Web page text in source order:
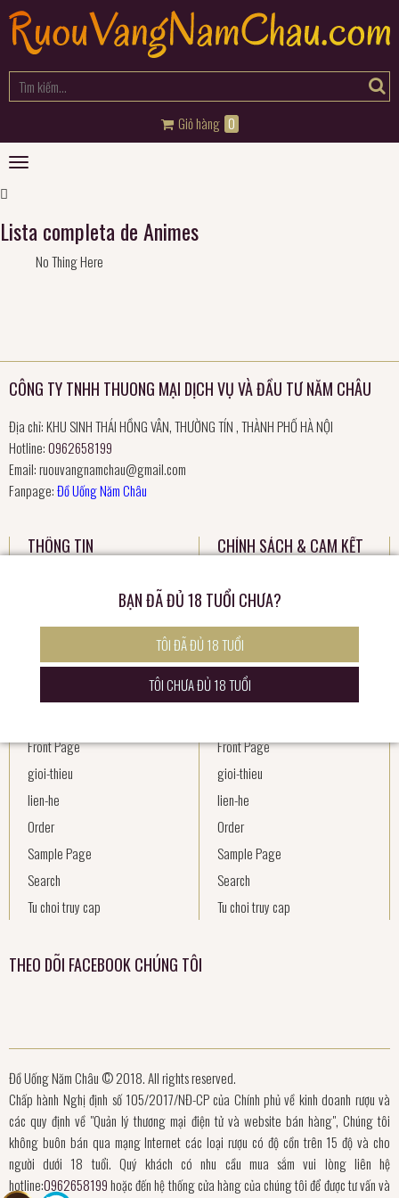
Giỏ hàng 0
Toggle
Lista completa de Animes
No Thing Here
CÔNG TY TNHH THUONG MẠI DỊCH VỤ VÀ ĐẦU TƯ NĂM CHÂU
Địa chỉ: KHU SINH THÁI HỒNG VÂN, THƯỜNG TÍN , THÀNH PHỐ HÀ NỘI
Hotline:0962658199
Email:ruouvangnamchau@gmail.com
Fanpage:Đồ Uống Năm Châu
THÔNG TIN
Cam kết về chất lượng sản phẩm
Cart
Front Page
gioi-thieu
lien-he
Order
Sample Page
Search
Tu choi truy cap
CHÍNH SÁCH & CAM KẾT
Blog
Cam kết sản phẩm
Cam kết về chất lượng sản phẩm
Cart
Chính sách đổi trả
Front Page
gioi-thieu
lien-he
Order
Sample Page
Search
Tu choi truy cap
THEO DÕI FACEBOOK CHÚNG TÔI
Đồ Uống Năm Châu © 2018. All rights reserved.
Chấp hành Nghị định số 105/2017/NĐ-CP của Chính phủ về kinh doanh rượu và
các quy định về "Quản lý thương mại điện tử và website bán hàng", Chúng tôi
không buôn bán qua mạng Internet các loại rượu có độ cồn trên 15 độ và cho
người dưới 18 tuổi. Quý khách có nhu cầu mua sắm vui lòng liên hệ
hotline:0962658199hoặc đến hệ thống cửa hàng của chúng tôi để được tư vấn và
BẠN ĐÃ ĐỦ 18 TUỔI CHƯA?
TÔI ĐÃ ĐỦ 18 TUỔI
TÔI CHƯA ĐỦ 18 TUỔI